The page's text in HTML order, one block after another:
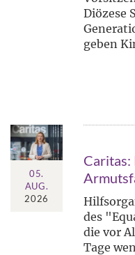
Diözese
geben
05.
AUG.
2026
Caritas:
des
die vor
Tage